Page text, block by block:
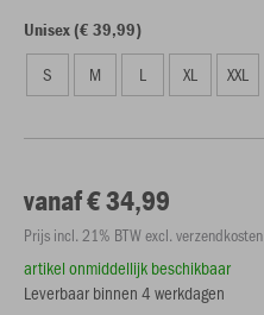
Unisex (€ 39,99)
S M L XL XXL
vanaf € 34,99
Prijs incl. 21% BTW excl. verzendkosten
artikel onmiddellijk beschikbaar
Leverbaar binnen 4 werkdagen